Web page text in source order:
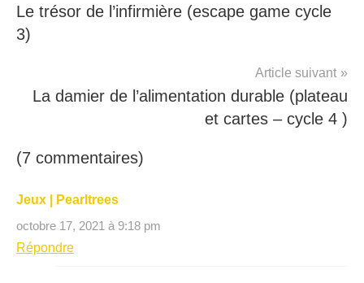
cycle
3,
jardin
Le trésor de l’infirmière (escape game cycle
3)
Article suivant
La damier de l’alimentation durable (plateau
et cartes – cycle 4 )
(7 commentaires)
Jeux | Pearltrees
octobre 17, 2021 à 9:18 pm
Répondre